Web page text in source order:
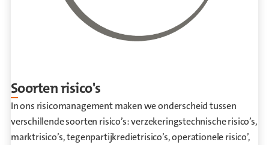
Soorten risico's
In ons risicomanagement maken we onderscheid tussen
verschillende soorten risico’s: verzekeringstechnische risico’s,
marktrisico’s, tegenpartij­kredietrisico’s, operationele risico’,